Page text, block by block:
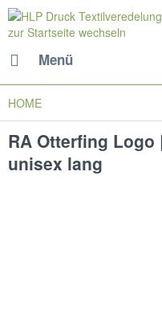
Menü
HOME
RA Otterfing
unisex lang